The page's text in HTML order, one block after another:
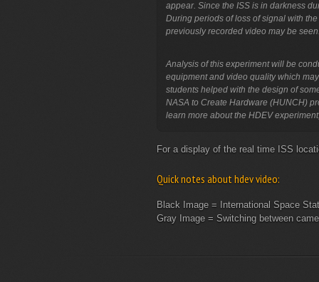
appear. Since the ISS is in darkness
During periods of loss of signal with
previously recorded video may be
Analysis of this experiment will be
equipment and video quality which
students helped with the design of
NASA to Create Hardware (HUNCH)
learn more about the HDEV
For a display of the real time ISS
Quick notes about hdev video:
Black Image = International Space
Gray Image = Switching between